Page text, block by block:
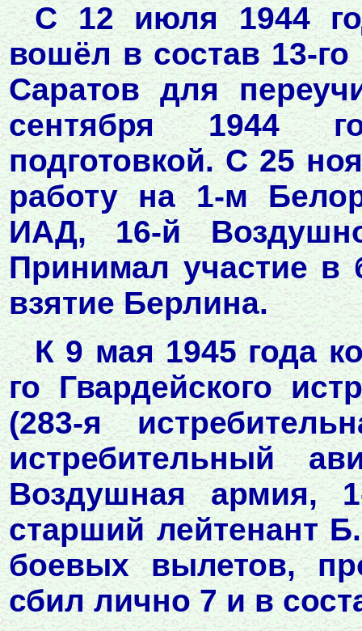
С 12 июля 1944
вошёл в состав 13-
Саратов для
сентября 1944
подготовкой. С 25
работу на 1-м
ИАД, 16-й
Принимал участие в
взятие Берлина.
К 9 мая 1945 года
го Гвардейского
(283-я
истребительный
Воздушная армия,
старший лейтенант
боевых вылетов,
сбил лично 7 и в